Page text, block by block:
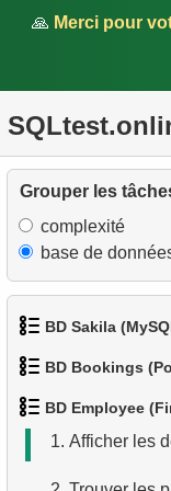
🙏 Merci pour
Grouper les
complexité
base de
BD Sakila
2.
Obtenir la
BD Bookings
BD Employee
1. Afficher les